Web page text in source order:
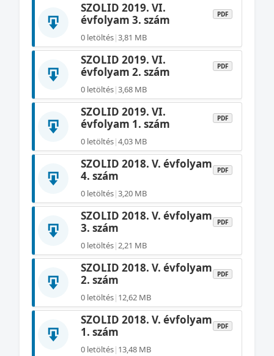
SZOLID 2019. VI.
évfolyam 3. szám
PDF
0 letöltés|3,81 MB
SZOLID 2019. VI.
évfolyam 2. szám
PDF
0 letöltés|3,68 MB
SZOLID 2019. VI.
évfolyam 1. szám
PDF
0 letöltés|4,03 MB
SZOLID 2018. V. évfolyam
4. szám
PDF
0 letöltés|3,20 MB
SZOLID 2018. V. évfolyam
3. szám
PDF
0 letöltés|2,21 MB
SZOLID 2018. V. évfolyam
2. szám
PDF
0 letöltés| 12,62 MB
SZOLID 2018. V. évfolyam
1. szám
PDF
0 letöltés| 13,48 MB